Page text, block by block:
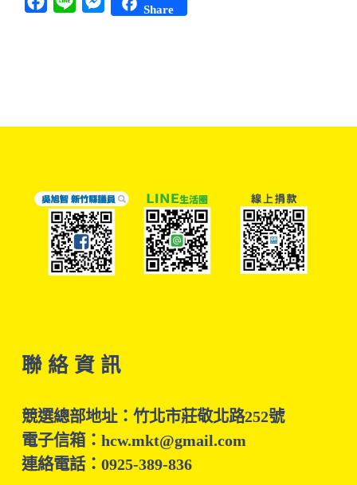
Share
聯 絡 資 訊
競選總部地址：竹北市莊敬北路252號
電子信箱：hcw.mkt@gmail.com
連絡電話：0925-389-836